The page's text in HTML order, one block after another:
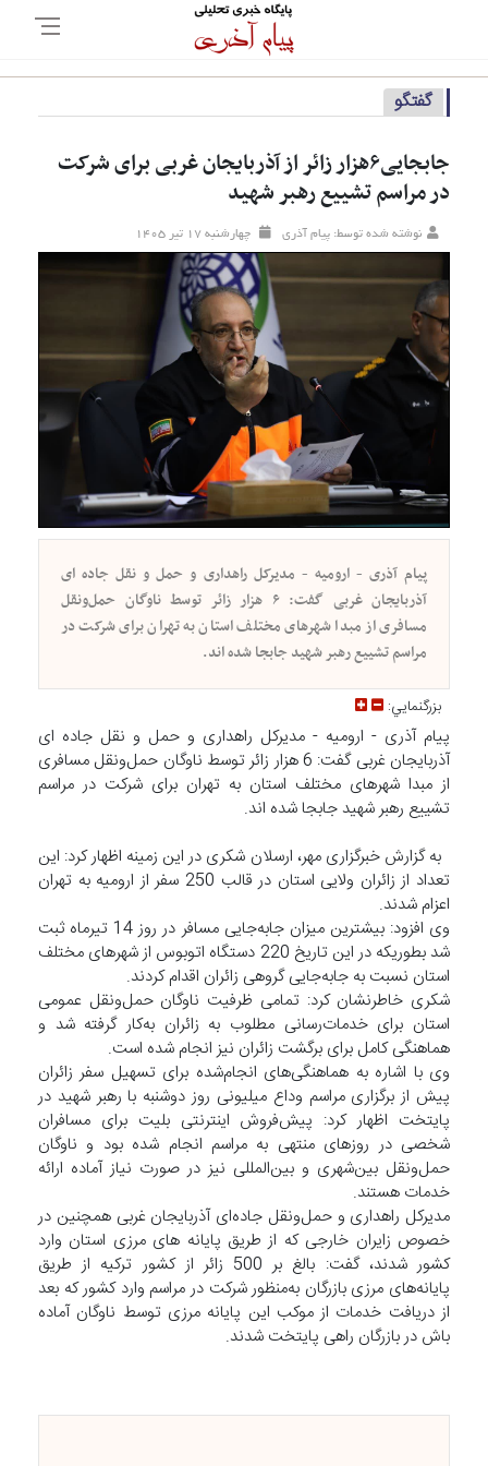
گفتگو
جابجایی۶هزار زائر از آذربایجان غربی برای شرکت
در مراسم تشییع رهبر شهید
نوشته شده توسط: پیام آذری چهارشنبه ۱۷ تیر ۱۴۰۵
پیام آذری - ارومیه - مدیرکل راهداری و حمل و نقل جاده ای
آذربایجان غربی گفت: ۶ هزار زائر توسط ناوگان حمل‌ونقل
مسافری از مبدا شهرهای مختلف استان به تهران برای شرکت در
مراسم تشییع رهبر شهید جابجا شده اند.
بزرگنمايي:
پیام آذری - ارومیه - مدیرکل راهداری و حمل و نقل جاده ای
آذربایجان غربی گفت: 6 هزار زائر توسط ناوگان حمل‌ونقل مسافری
از مبدا شهرهای مختلف استان به تهران برای شرکت در مراسم
تشییع رهبر شهید جابجا شده اند.
‍ ‍ به گزارش خبرگزاری مهر، ارسلان شکری‌ در این زمینه اظهار کرد: این
تعداد از زائران ولایی استان در قالب 250 سفر از ارومیه به تهران
اعزام شدند.
وی افزود: بیشترین میزان جابه‌جایی مسافر در روز 14 تیرماه ثبت
شد بطوریکه در این تاریخ 220 دستگاه اتوبوس از شهرهای مختلف
استان نسبت به جابه‌جایی گروهی زائران اقدام کردند.
شکری خاطرنشان کرد: تمامی ظرفیت ناوگان حمل‌ونقل عمومی
استان برای خدمات‌رسانی مطلوب به زائران به‌کار گرفته شد و
هماهنگی کامل برای برگشت زائران نیز انجام شده است.
وی با اشاره به هماهنگی‌های انجام‌شده برای تسهیل سفر زائران
پیش از برگزاری مراسم وداع میلیونی روز دوشنبه با رهبر شهید در
پایتخت اظهار کرد: پیش‌فروش اینترنتی بلیت برای مسافران
شخصی در روزهای منتهی به مراسم انجام شده بود و ناوگان
حمل‌ونقل بین‌شهری و بین‌المللی نیز در صورت نیاز آماده ارائه
خدمات هستند.
مدیرکل راهداری و حمل‌ونقل جاده‌ای آذربایجان‌ غربی همچنین در
خصوص زایران خارجی که از طریق پایانه های مرزی استان وارد
کشور شدند، گفت: بالغ بر 500 زائر از کشور ترکیه از طریق
پایانه‌های مرزی بازرگان به‌منظور شرکت در مراسم وارد کشور که بعد
از دریافت خدمات از موکب این پایانه مرزی توسط ناوگان آماده
باش در بازرگان راهی پایتخت شدند.